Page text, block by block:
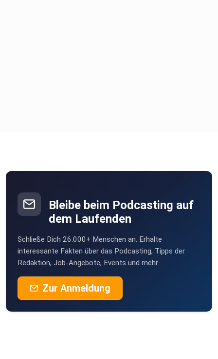
Bleibe beim Podcasting auf
dem Laufenden
Schließe Dich 26.000+ Menschen an. Erhalte
interessante Fakten über das Podcasting, Tipps der
Redaktion, Job-Angebote, Events und mehr.
Zur Anmeldung